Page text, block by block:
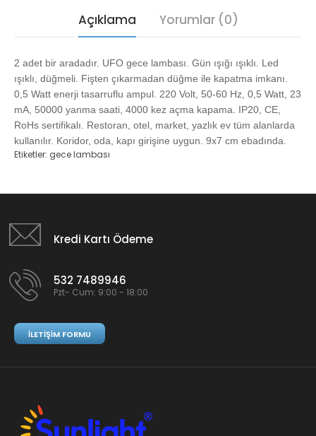
Açıklama Yorumlar (0)
2 adet bir aradadır. UFO gece lambası. Gün ışığı ışıklı. Led
ışıklı, düğmeli. Fişten çıkarmadan düğme ile kapatma imkanı.
0,5 Watt enerji tasarruflu ampul. 220 Volt, 50-60 Hz, 0,5 Watt, 23
mA, 50000 yanma saati, 4000 kez açma kapama. IP20, CE,
RoHs sertifikalı. Restoran, otel, market, yazlık ev tüm alanlarda
kullanılır. Koridor, oda, kapı girişine uygun. 9x7 cm ebadında.
Etiketler: gece lambası
Kredi Kartı Ödeme
532 7489946
Pzt- Cum: 9:00 - 18:00
İLETIŞIM FORMU